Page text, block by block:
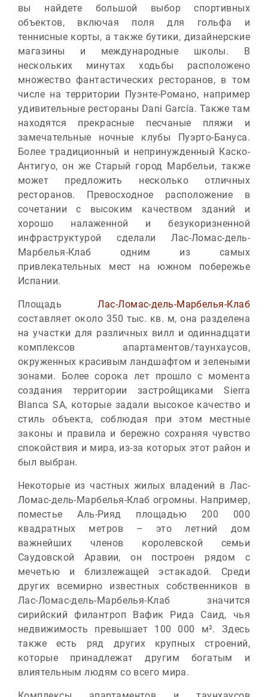
вы найдете большой выбор спортивных
объектов, включая поля для гольфа и
теннисные корты, а также бутики, дизайнерские
магазины и международные школы. В
нескольких минутах ходьбы расположено
множество фантастических ресторанов, в том
числе на территории Пуэнте-Романо, например
удивительные рестораны Dani García. Также там
находятся прекрасные песчаные пляжи и
замечательные ночные клубы Пуэрто-Бануса.
Более традиционный и непринужденный Каско-
Антигуо, он же Старый город Марбельи, также
может предложить несколько отличных
ресторанов. Превосходное расположение в
сочетании с высоким качеством зданий и
хорошо налаженной и безукоризненной
инфраструктурой сделали Лас-Ломас-дель-
Марбелья-Клаб одним из самых
привлекательных мест на южном побережье
Испании.
ПлощадьЛас-Ломас-дель-Марбелья-Клаб
составляет около 350 тыс. кв. м, она разделена
на участки для различных вилл и одиннадцати
комплексов апартаментов/таунхаусов,
окруженных красивым ландшафтом и зелеными
зонами. Более сорока лет прошло с момента
создания территории застройщиками Sierra
Blanca SA, которые задали высокое качество и
стиль объекта, соблюдая при этом местные
законы и правила и бережно сохраняя чувство
спокойствия и мира, из-за которых этот район и
был выбран.
Некоторые из частных жилых владений в Лас-
Ломас-дель-Марбелья-Клаб огромны. Например,
поместье Аль-Рияд площадью 200 000
квадратных метров – это летний дом
важнейших членов королевской семьи
Саудовской Аравии, он построен рядом с
мечетью и близлежащей эстакадой. Среди
других всемирно известных собственников в
Лас-Ломас-дель-Марбелья-Клаб значится
сирийский филантроп Вафик Рида Саид, чья
недвижимость превышает 100 000 м². Здесь
также есть ряд других крупных строений,
которые принадлежат другим богатым и
влиятельным людям со всего мира.